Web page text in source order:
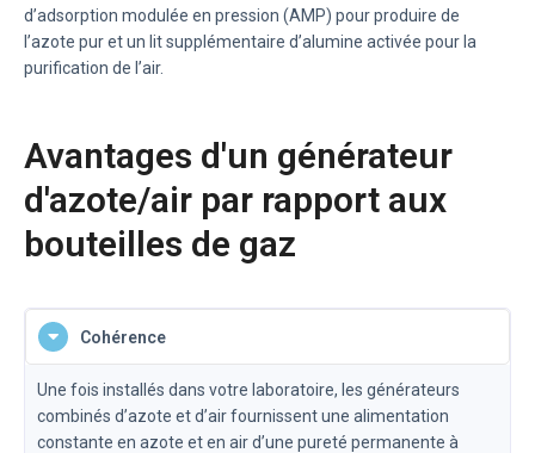
d’adsorption modulée en pression (AMP) pour produire de
l’azote pur et un lit supplémentaire d’alumine activée pour la
purification de l’air.
Avantages d'un générateur
d'azote/air par rapport aux
bouteilles de gaz
Cohérence
Une fois installés dans votre laboratoire, les générateurs
combinés d’azote et d’air fournissent une alimentation
constante en azote et en air d’une pureté permanente à